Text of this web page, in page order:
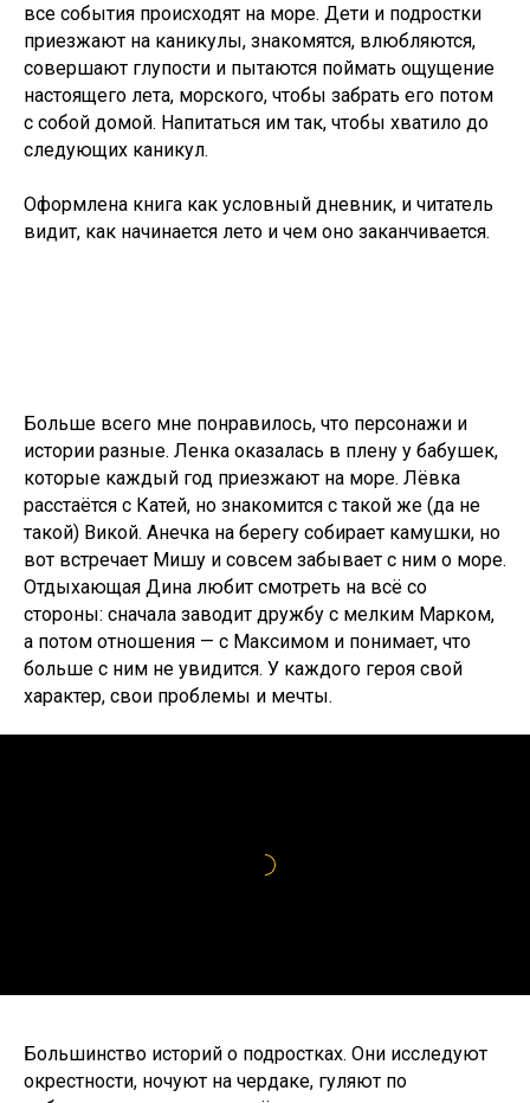
все события происходят на море. Дети и подростки
приезжают на каникулы, знакомятся, влюбляются,
совершают глупости и пытаются поймать ощущение
настоящего лета, морского, чтобы забрать его потом
с собой домой. Напитаться им так, чтобы хватило до
следующих каникул.
Оформлена книга как условный дневник, и читатель
видит, как начинается лето и чем оно заканчивается.
Больше всего мне понравилось, что персонажи и
истории разные. Ленка оказалась в плену у бабушек,
которые каждый год приезжают на море. Лёвка
расстаётся с Катей, но знакомится с такой же (да не
такой) Викой. Анечка на берегу собирает камушки, но
вот встречает Мишу и совсем забывает с ним о море.
Отдыхающая Дина любит смотреть на всё со
стороны: сначала заводит дружбу с мелким Марком,
а потом отношения — с Максимом и понимает, что
больше с ним не увидится. У каждого героя свой
характер, свои проблемы и мечты.
Большинство историй о подростках. Они исследуют
окрестности, ночуют на чердаке, гуляют по